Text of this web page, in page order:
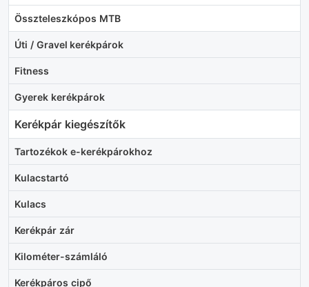
Összteleszkópos MTB
Úti / Gravel kerékpárok
Fitness
Gyerek kerékpárok
Kerékpár kiegészítők
Tartozékok e-kerékpárokhoz
Kulacstartó
Kulacs
Kerékpár zár
Kilométer-számláló
Kerékpáros cipő